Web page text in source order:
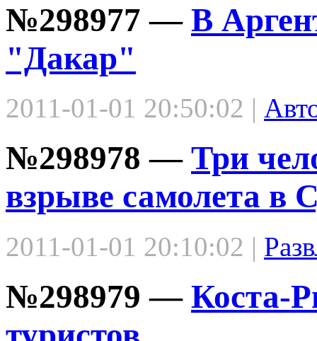
№298977 — В
"Дакар"
2011-01-01 20:50:02 |
№298978 — Три
взрыве самолета в
2011-01-01 20:10:02 |
№298979 — Коста-